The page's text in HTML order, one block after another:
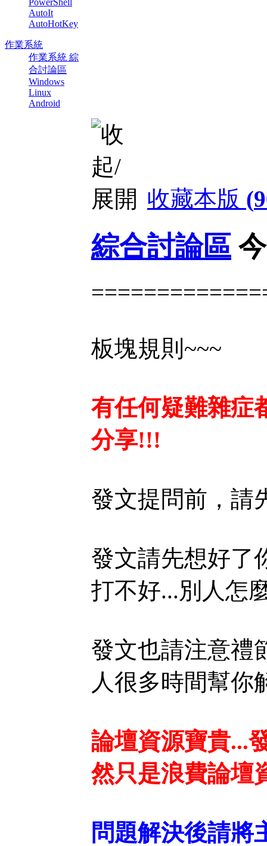
AutoIt
AutoHotKey
作業系統
作業系統 綜
合討論區
Windows
Linux
Android
收藏本版 (
綜合討論區
板塊規則~~~
有任何疑難雜症
分享!!!
發文提問前，請
發文請先想好了
打不好...別人怎
發文也請注意禮
人很多時間幫你
論壇資源寶貴...
然只是浪費論壇
問題解決後請將